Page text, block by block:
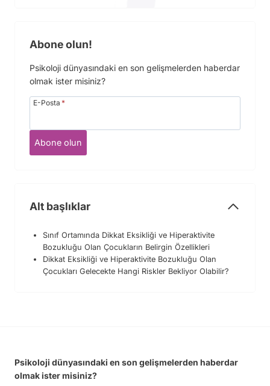
Abone olun!
Psikoloji dünyasındaki en son gelişmelerden haberdar
olmak ister misiniz?
E-Posta *
Abone olun
Alt başlıklar
Sınıf Ortamında Dikkat Eksikliği ve Hiperaktivite
Bozukluğu Olan Çocukların Belirgin Özellikleri
Dikkat Eksikliği ve Hiperaktivite Bozukluğu Olan
Çocukları Gelecekte Hangi Riskler Bekliyor Olabilir?
Psikoloji dünyasındaki en son gelişmelerden haberdar
olmak ister misiniz?